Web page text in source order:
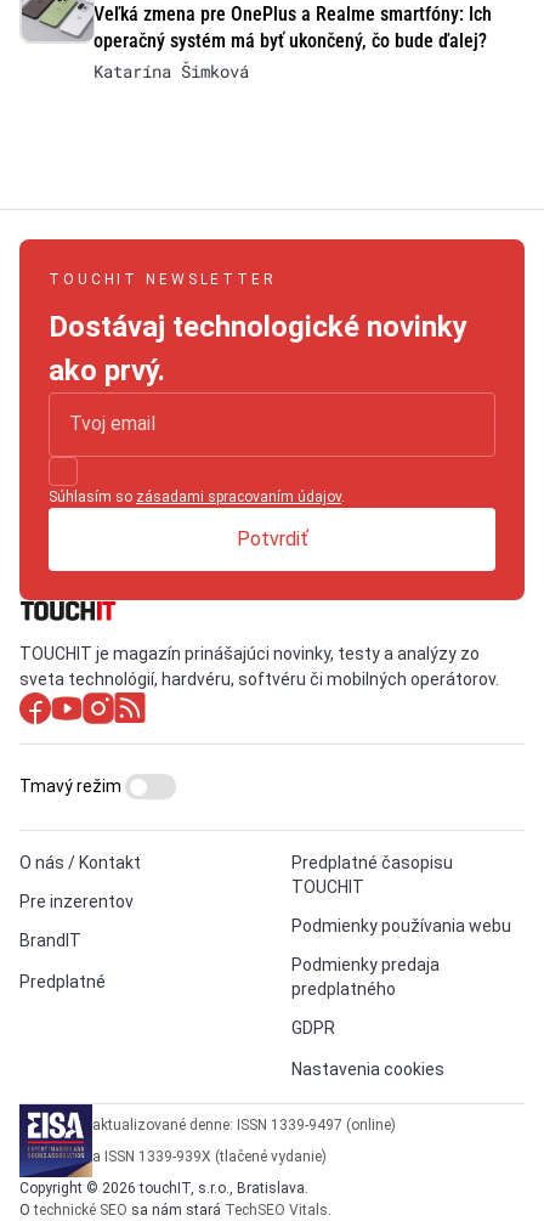
Veľká zmena pre OnePlus a Realme smartfóny: Ich
operačný systém má byť ukončený, čo bude ďalej?
Katarína Šimková
TOUCHIT NEWSLETTER
Dostávaj technologické novinky
ako prvý.
Súhlasím so zásadami spracovaním údajov.
Potvrdiť
TOUCHIT je magazín prinášajúci novinky, testy a analýzy zo
sveta technológií, hardvéru, softvéru či mobilných operátorov.
O nás / Kontakt
Pre inzerentov
BrandIT
Predplatné
Predplatné časopisu
TOUCHIT
Podmienky používania webu
Podmienky predaja
predplatného
GDPR
Nastavenia cookies
Tmavý režim
aktualizované denne: ISSN 1339-9497 (online)
a ISSN 1339-939X (tlačené vydanie)
Copyright © 2026 touchIT, s.r.o., Bratislava.
Otechnické SEO sa nám stará TechSEO Vitals